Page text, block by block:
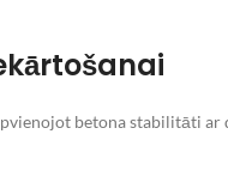
betona stabilitāti ar